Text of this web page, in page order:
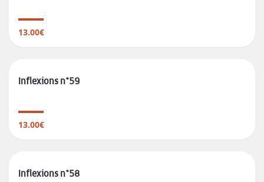
13.00€
Inflexions n°59
13.00€
Inflexions n°58